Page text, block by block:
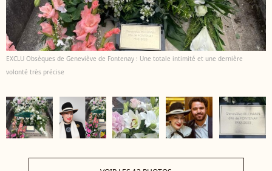
EXCLU Obsèques de Geneviève de Fontenay : Une totale intimité et une dernière
volonté très précise